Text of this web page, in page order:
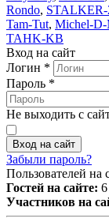
Rondo, STALKER-
Tam-Tut, Michel-D-
TAHK-KB
Вход на сайт
Логин *
Пароль *
Не выходить с
Вход на сайт
Забыли пароль?
Пользователей на
Гостей на сайте: 6
Участников на